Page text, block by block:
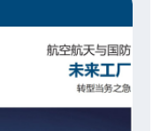
通运输行业